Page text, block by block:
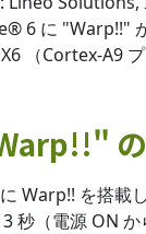
6 に "Warp!!"
（Cortex-A9
Warp!! を搭載
（電源 ON か